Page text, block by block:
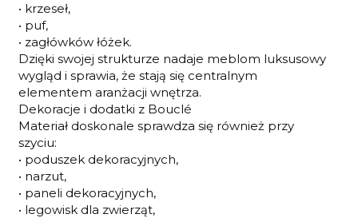
• krzeseł,
• puf,
• zagłówków łóżek.
Dzięki swojej strukturze nadaje meblom luksusowy
wygląd i sprawia, że stają się centralnym
elementem aranżacji wnętrza.
Dekoracje i dodatki z Bouclé
Materiał doskonale sprawdza się również przy
szyciu:
• poduszek dekoracyjnych,
• narzut,
• paneli dekoracyjnych,
• legowisk dla zwierząt,